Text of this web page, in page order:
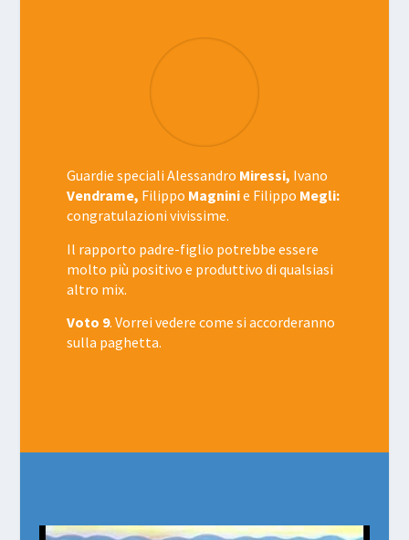
Guardie speciali Alessandro Miressi, Ivano
Vendrame, Filippo Magninie Filippo Megli:
congratulazioni vivissime.
Il rapporto padre-figlio potrebbe essere
molto più positivo e produttivo di qualsiasi
altro mix.
Voto 9. Vorrei vedere come si accorderanno
sulla paghetta.